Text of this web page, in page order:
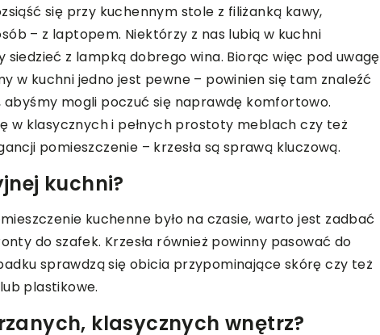
się przy kuchennym stole z filiżanką kawy,
– z laptopem. Niektórzy z nas lubią w kuchni
siedzieć z lampką dobrego wina. Biorąc więc pod uwagę
w kuchni jedno jest pewne – powinien się tam znaleźć
abyśmy mogli poczuć się naprawdę komfortowo.
w klasycznych i pełnych prostoty meblach czy też
pomieszczenie – krzesła są sprawą kluczową.
kuchni?
kuchenne było na czasie, warto jest zadbać
do szafek. Krzesła również powinny pasować do
sprawdzą się obicia przypominające skórę czy też
plastikowe.
klasycznych wnętrz?